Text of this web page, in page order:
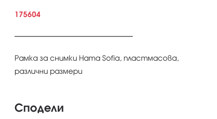
175604
Рамка за снимки Hama Sofia, пластмасова,
различни размери
Сподели